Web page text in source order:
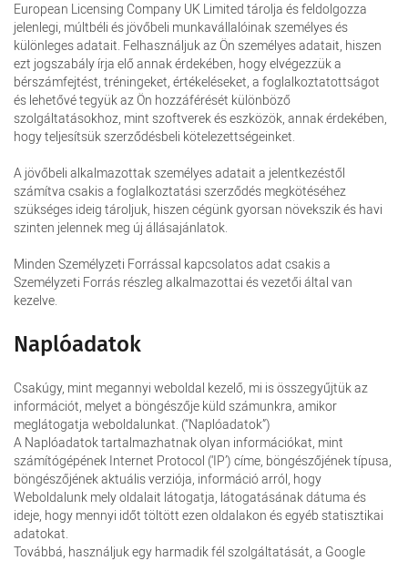
European Licensing Company UK Limited tárolja és feldolgozza
jelenlegi, múltbéli és jövőbeli munkavállalóinak személyes és
különleges adatait. Felhasználjuk az Ön személyes adatait, hiszen
ezt jogszabály írja elő annak érdekében, hogy elvégezzük a
bérszámfejtést, tréningeket, értékeléseket, a foglalkoztatottságot
és lehetővé tegyük az Ön hozzáférését különböző
szolgáltatásokhoz, mint szoftverek és eszközök, annak érdekében,
hogy teljesítsük szerződésbeli kötelezettségeinket.
A jövőbeli alkalmazottak személyes adatait a jelentkezéstől
számítva csakis a foglalkoztatási szerződés megkötéséhez
szükséges ideig tároljuk, hiszen cégünk gyorsan növekszik és havi
szinten jelennek meg új állásajánlatok.
Minden Személyzeti Forrással kapcsolatos adat csakis a
Személyzeti Forrás részleg alkalmazottai és vezetői által van
kezelve.
Naplóadatok
Csakúgy, mint megannyi weboldal kezelő, mi is összegyűjtük az
információt, melyet a böngészője küld számunkra, amikor
meglátogatja weboldalunkat. (“Naplóadatok”)
A Naplóadatok tartalmazhatnak olyan információkat, mint
számítógépének Internet Protocol (‘IP’) címe, böngészőjének típusa,
böngészőjének aktuális verziója, információ arról, hogy
Weboldalunk mely oldalait látogatja, látogatásának dátuma és
ideje, hogy mennyi időt töltött ezen oldalakon és egyéb statisztikai
adatokat.
Továbbá, használjuk egy harmadik fél szolgáltatását, a Google